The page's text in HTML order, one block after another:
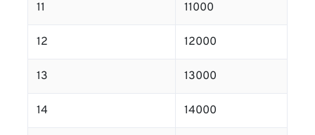
11 11000
12 12000
13 13000
14 14000